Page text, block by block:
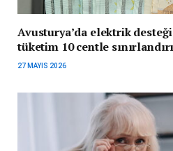
Avusturya’da elektrik
tüketim 10 centle
27 MAYIS 2026